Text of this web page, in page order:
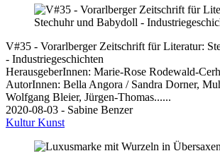
V#35 - Vorarlberger Zeitschrift für Literatur:
- Industriegeschichten
HerausgeberInnen: Marie-Rose Rodewald-
AutorInnen: Bella Angora / Sandra Dorner,
Wolfgang Bleier, Jürgen-Thomas......
2020-08-03 - Sabine Benzer
KulturKunst